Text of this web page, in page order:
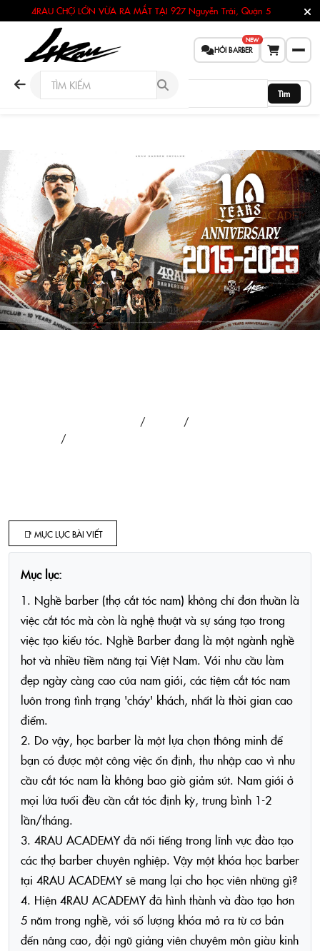
4RAU CHỢ LỚN VỪA RA MẮT TẠI 927 Nguyễn Trãi, Quận 5
HỎI BARBER
NEW
Tìm
📑 MỤC LỤC BÀI VIẾT
Mục lục:
1. Nghề barber (thợ cắt tóc nam) không chỉ đơn thuần là
việc cắt tóc mà còn là nghệ thuật và sự sáng tạo trong
việc tạo kiểu tóc. Nghề Barber đang là một ngành nghề
hot và nhiều tiềm năng tại Việt Nam. Với nhu cầu làm
đẹp ngày càng cao của nam giới, các tiệm cắt tóc nam
luôn trong tình trạng 'cháy' khách, nhất là thời gian cao
điểm.
2. Do vậy, học barber là một lựa chọn thông minh để
bạn có được một công việc ổn định, thu nhập cao vì nhu
cầu cắt tóc nam là không bao giờ giảm sút. Nam giới ở
mọi lứa tuổi đều cần cắt tóc định kỳ, trung bình 1-2
lần/tháng.
3. 4RAU ACADEMY đã nổi tiếng trong lĩnh vực đào tạo
các thợ barber chuyên nghiệp. Vậy một khóa học barber
tại 4RAU ACADEMY sẽ mang lại cho học viên những gì?
4. Hiện 4RAU ACADEMY đã hình thành và đào tạo hơn
5 năm trong nghề, với số lượng khóa mở ra từ cơ bản
đến nâng cao, đội ngũ giảng viên chuyêm môn giàu kinh